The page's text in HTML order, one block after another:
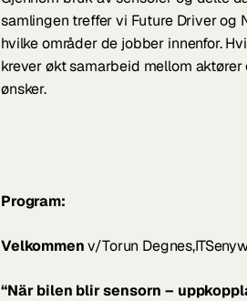
samlingen treffer vi Future Driver og
hvilke områder de jobber innenfor.
krever økt samarbeid mellom
ønsker.
Program:
Velkommen v/Torun
“När bilen blir sensorn –